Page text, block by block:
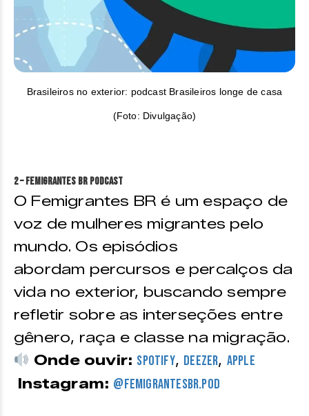
Brasileiros no exterior: podcast Brasileiros longe de casa
(Foto: Divulgação)
2 – Femigrantes BR Podcast
O Femigrantes BR é um espaço de
voz de mulheres migrantes pelo
mundo. Os episódios
abordam percursos e percalços da
vida no exterior, buscando sempre
refletir sobre as interseções entre
gênero, raça e classe na migração.
Onde ouvir: Spotify, Deezer, Apple
Instagram: @femigrantesbr.pod